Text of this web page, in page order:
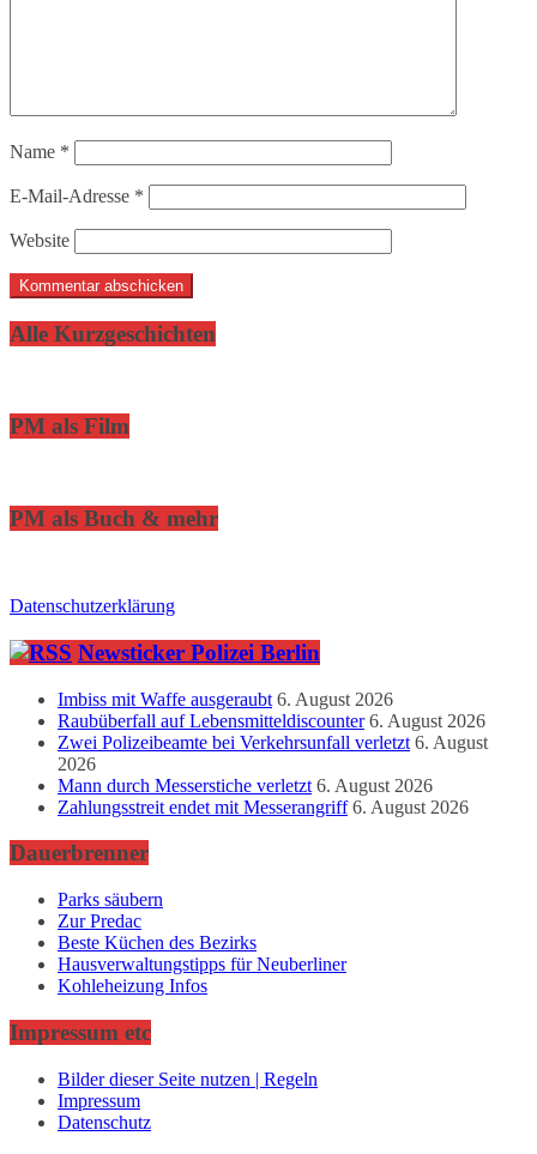
Name *
E-Mail-Adresse *
Website
Alle Kurzgeschichten
PM als Film
PM als Buch & mehr
Datenschutzerklärung
Newsticker Polizei Berlin
Imbiss mit Waffe ausgeraubt 6. August 2026
Raubüberfall auf Lebensmitteldiscounter 6. August 2026
Zwei Polizeibeamte bei Verkehrsunfall verletzt 6. August
2026
Mann durch Messerstiche verletzt 6. August 2026
Zahlungsstreit endet mit Messerangriff 6. August 2026
Dauerbrenner
Parks säubern
Zur Predac
Beste Küchen des Bezirks
Hausverwaltungstipps für Neuberliner
Kohleheizung Infos
Impressum etc
Bilder dieser Seite nutzen | Regeln
Impressum
Datenschutz